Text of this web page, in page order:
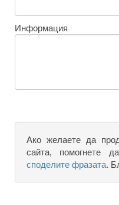
Информация
Ако желаете да
сайта, помогнете
споделите фразата.